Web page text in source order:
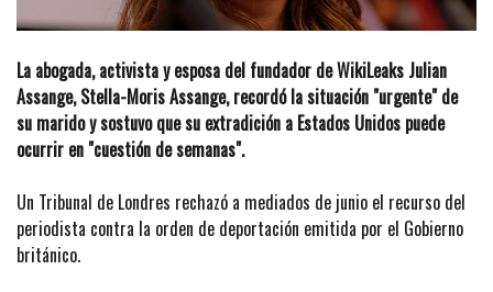
La abogada, activista y esposa del fundador de WikiLeaks Julian
Assange, Stella-Moris Assange, recordó la situación "urgente" de
su marido y sostuvo que su extradición a Estados Unidos puede
ocurrir en "cuestión de semanas".
Un Tribunal de Londres rechazó a mediados de junio el recurso del
periodista contra la orden de deportación emitida por el Gobierno
británico.